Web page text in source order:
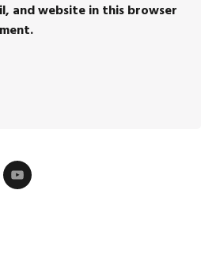
and website in this browser